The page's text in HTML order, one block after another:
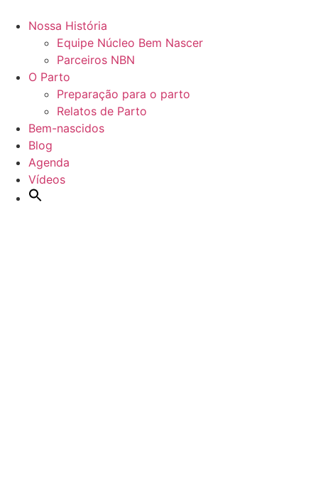
Nossa História
Equipe Núcleo Bem Nascer
Parceiros NBN
O Parto
Preparação para o parto
Relatos de Parto
Bem-nascidos
Blog
Agenda
Vídeos